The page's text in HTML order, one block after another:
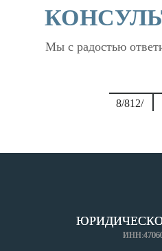
Мы с радостью
8/812/